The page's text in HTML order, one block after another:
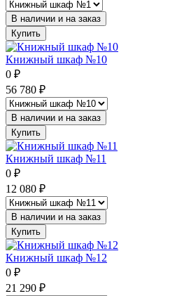
В наличии и на заказ
Купить
Книжный шкаф №10
0 ₽
56 780 ₽
В наличии и на заказ
Купить
Книжный шкаф №11
0 ₽
12 080 ₽
В наличии и на заказ
Купить
Книжный шкаф №12
0 ₽
21 290 ₽